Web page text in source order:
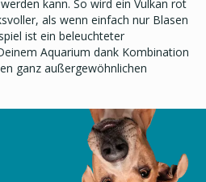
kann. So wird ein Vulkan rot
als wenn einfach nur Blasen
ist ein beleuchteter
Aquarium dank Kombination
ganz außergewöhnlichen